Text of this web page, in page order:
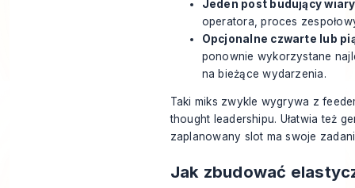
Jeden post budujący
operatora, proces
Opcjonalne czwarte lub
ponownie wykorzystane
na bieżące wydarzenia.
Taki miks zwykle wygrywa z
thought leadershipu. Ułatwia też
zaplanowany slot ma swoje
Jak zbudować